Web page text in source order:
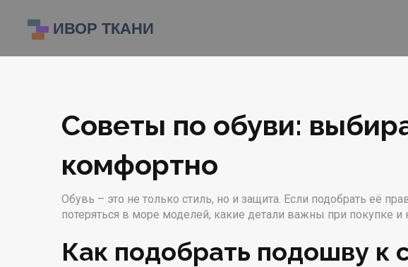
Советы по обуви:
комфортно
Обувь – это не только стиль, но и защита. Если подобрать её
потеряться в море моделей, какие детали важны при покупке
Как подобрать подошву к